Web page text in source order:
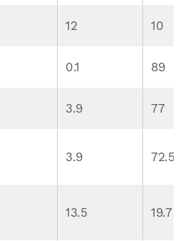
12 10
0.1 89
3.9 77
3.9 72.5
13.5 19.7